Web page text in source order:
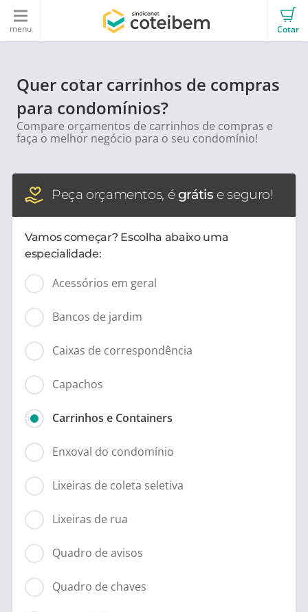
menu Cotar
Quer cotar carrinhos de compras
para condomínios?
Compare orçamentos de carrinhos de compras e
faça o melhor negócio para o seu condomínio!
Peça orçamentos, égrátis e seguro!
Vamos começar? Escolha abaixo uma
especialidade:
Acessórios em geral
Bancos de jardim
Caixas de correspondência
Capachos
Carrinhos e Containers
Enxoval do condomínio
Lixeiras de coleta seletiva
Lixeiras de rua
Quadro de avisos
Quadro de chaves